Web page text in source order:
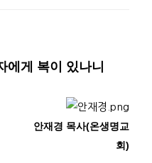
에게 복이 있나니
안재경 목사(온생명교
회)